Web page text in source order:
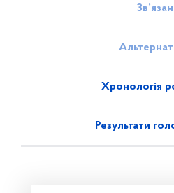
Хронологія
Результати